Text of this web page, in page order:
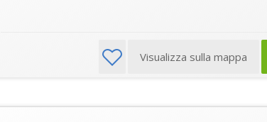
Visualizza sulla mappa